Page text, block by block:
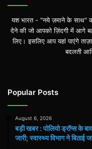
यश भारत - "नये ज़माने के साथ"
देने की जो आपको ज़िंदगी में आगे
लिए। इसलिए आप यहां पाएंगे
बदलती
Popular Posts
August 6, 2026
बड़ी खबर : पोलियो ड्रॉप्स के
जारी; स्वास्थ्य विभाग ने बिठाई